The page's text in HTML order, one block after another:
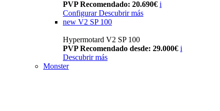
PVP Recomendado: 20.690€ i
Configurar Descubrir más
new V2 SP 100
Hypermotard V2 SP 100
PVP Recomendado desde: 29.000€ i
Descubrir más
Monster